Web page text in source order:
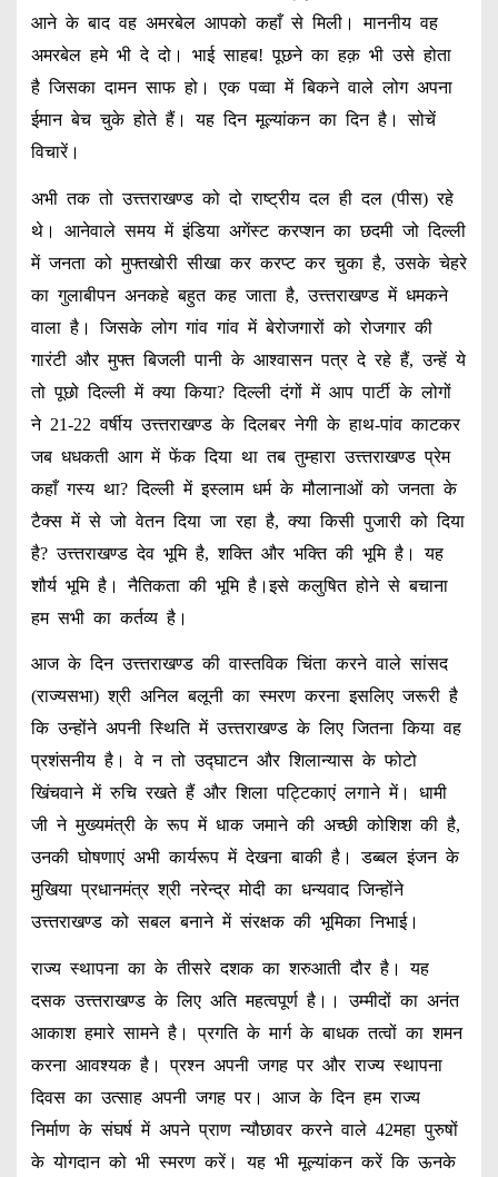
आने के बाद वह अमरबेल आपको कहाँ से मिली। माननीय वह
अमरबेल हमे भी दे दो। भाई साहब! पूछने का हक़ भी उसे होता
है जिसका दामन साफ हो। एक पव्वा में बिकने वाले लोग अपना
ईमान बेच चुके होते हैं। यह दिन मूल्यांकन का दिन है। सोचें
विचारें।
अभी तक तो उत्त्तराखण्ड को दो राष्ट्रीय दल ही दल (पीस) रहे
थे। आनेवाले समय में इंडिया अगेंस्ट करप्शन का छदमी जो दिल्ली
में जनता को मुफ्तखोरी सीखा कर करप्ट कर चुका है, उसके चेहरे
का गुलाबीपन अनकहे बहुत कह जाता है, उत्त्तराखण्ड में धमकने
वाला है। जिसके लोग गांव गांव में बेरोजगारों को रोजगार की
गारंटी और मुफ्त बिजली पानी के आश्वासन पत्र दे रहे हैं, उन्हें ये
तो पूछो दिल्ली में क्या किया? दिल्ली दंगों में आप पार्टी के लोगों
ने 21-22 वर्षीय उत्त्तराखण्ड के दिलबर नेगी के हाथ-पांव काटकर
जब धधकती आग में फेंक दिया था तब तुम्हारा उत्त्तराखण्ड प्रेम
कहाँ गस्य था? दिल्ली में इस्लाम धर्म के मौलानाओं को जनता के
टैक्स में से जो वेतन दिया जा रहा है, क्या किसी पुजारी को दिया
है? उत्त्तराखण्ड देव भूमि है, शक्ति और भक्ति की भूमि है। यह
शौर्य भूमि है। नैतिकता की भूमि है।इसे कलुषित होने से बचाना
हम सभी का कर्तव्य है।
आज के दिन उत्त्तराखण्ड की वास्तविक चिंता करने वाले सांसद
(राज्यसभा) श्री अनिल बलूनी का स्मरण करना इसलिए जरूरी है
कि उन्होंने अपनी स्थिति में उत्त्तराखण्ड के लिए जितना किया वह
प्रशंसनीय है। वे न तो उद्घाटन और शिलान्यास के फोटो
खिंचवाने में रुचि रखते हैं और शिला पट्टिकाएं लगाने में। धामी
जी ने मुख्यमंत्री के रूप में धाक जमाने की अच्छी कोशिश की है,
उनकी घोषणाएं अभी कार्यरूप में देखना बाकी है। डब्बल इंजन के
मुखिया प्रधानमंत्र श्री नरेन्द्र मोदी का धन्यवाद जिन्होंने
उत्त्तराखण्ड को सबल बनाने में संरक्षक की भूमिका निभाई।
राज्य स्थापना का के तीसरे दशक का शरुआती दौर है। यह
दसक उत्त्तराखण्ड के लिए अति महत्वपूर्ण है।। उम्मीदों का अनंत
आकाश हमारे सामने है। प्रगति के मार्ग के बाधक तत्वों का शमन
करना आवश्यक है। प्रश्न अपनी जगह पर और राज्य स्थापना
दिवस का उत्साह अपनी जगह पर। आज के दिन हम राज्य
निर्माण के संघर्ष में अपने प्राण न्यौछावर करने वाले 42महा पुरुषों
के योगदान को भी स्मरण करें। यह भी मूल्यांकन करें कि ऊनके